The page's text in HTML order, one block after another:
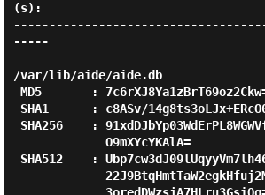
(s):
-----
/var/lib/aide/aide.db